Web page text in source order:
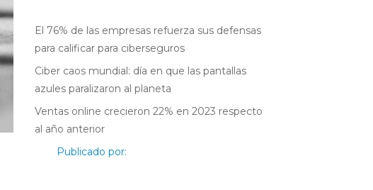
El 76% de las empresas refuerza sus defensas
para calificar para ciberseguros
Ciber caos mundial: día en que las pantallas
azules paralizaron al planeta
Ventas online crecieron 22% en 2023 respecto
al año anterior
Publicado por: